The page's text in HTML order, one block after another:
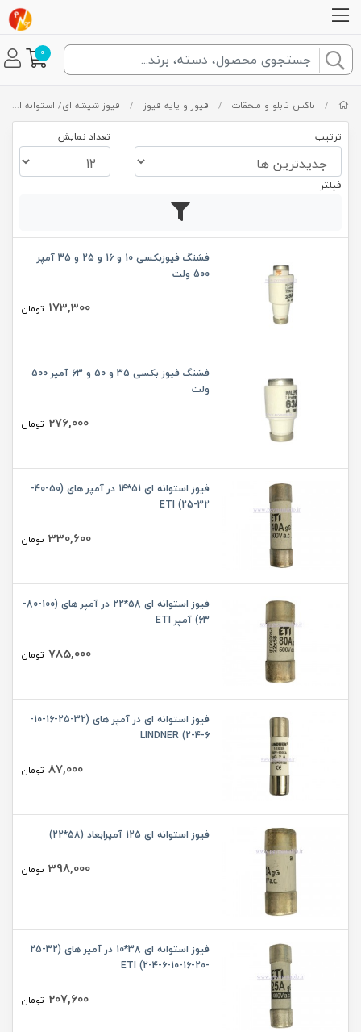
0
/ باکس تابلو و ملحقات / فیوز و پایه فیوز / فیوز شیشه ای/ استوانه ای/ فشنگی
ترتیب تعداد نمایش
فیلتر
فشنگ فیوزبکسی 10 و 16 و 25 و 35 آمپر
500 ولت
173,300 تومان
فشنگ فیوز بکسی 35 و 50 و 63 آمپر 500
ولت
276,000 تومان
فیوز استوانه ای 51*14 در آمپر های (50-40-
32-25) ETI
330,600 تومان
فیوز استوانه ای 58*22 در آمپر های (100-80-
63) آمپر ETI
785,000 تومان
فیوز استوانه ای در آمپر های (32-25-16-10-
6-4-2) LINDNER
87,000 تومان
فیوز استوانه ای 125 آمپرابعاد (58*22)
398,000 تومان
فیوز استوانه ای 38*10 در آمپر های (32-25
-20-16-10-6-4-2) ETI
207,600 تومان